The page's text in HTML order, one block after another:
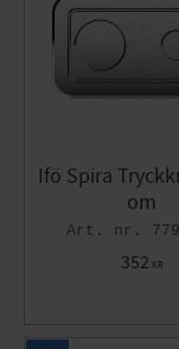
Ifö Spira
om
352 KR